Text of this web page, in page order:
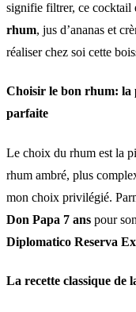
signifie filtrer, ce cocktail
rhum, jus d’ananas et
réaliser chez soi cette
Choisir le bon rhum: la
parfaite
Le choix du rhum est la
rhum ambré, plus
mon choix privilégié.
Don Papa 7 ans pour
Diplomatico Reserva
La recette classique de